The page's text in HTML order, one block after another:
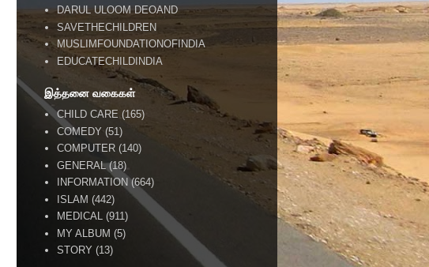
DARUL ULOOM DEOAND
SAVETHECHILDREN
MUSLIMFOUNDATIONOFINDIA
EDUCATECHILDINDIA
இத்தனை வகைகள்
CHILD CARE (165)
COMEDY (51)
COMPUTER (140)
GENERAL (18)
INFORMATION (664)
ISLAM (442)
MEDICAL (911)
MY ALBUM (5)
STORY (13)